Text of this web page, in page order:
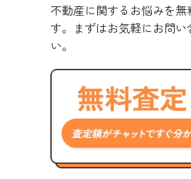
不動産に関するお悩みを無
す。まずはお気軽にお問い
い。